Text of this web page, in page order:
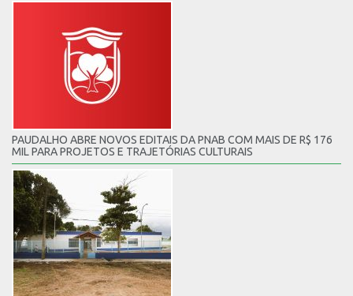
PAUDALHO ABRE NOVOS EDITAIS DA PNAB COM MAIS DE R$ 176
MIL PARA PROJETOS E TRAJETÓRIAS CULTURAIS